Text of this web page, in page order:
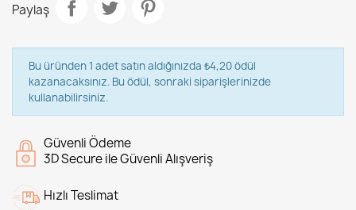
Paylaş
Bu üründen 1 adet satın aldığınızda ₺4,20 ödül
kazanacaksınız. Bu ödül, sonraki siparişlerinizde
kullanabilirsiniz.
Güvenli Ödeme
3D Secure ile Güvenli Alışveriş
Hızlı Teslimat